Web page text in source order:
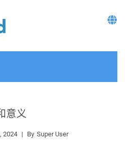
意义
2024 By Super User